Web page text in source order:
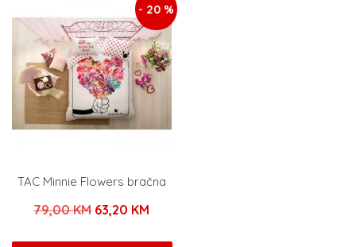
- 20 %
TAC Minnie Flowers bračna
79,00KM Izvorna
63,20 KM